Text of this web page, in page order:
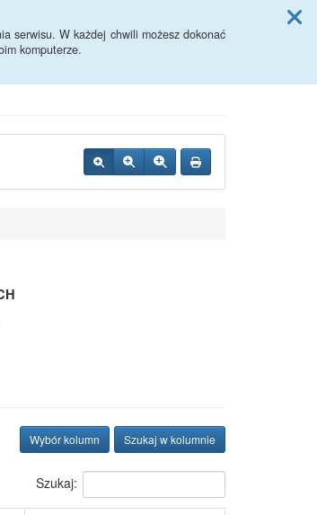
serwisu. W każdej chwili możesz dokonać
komputerze.
Szukaj w kolumnie
Wybór kolumn
Szukaj: